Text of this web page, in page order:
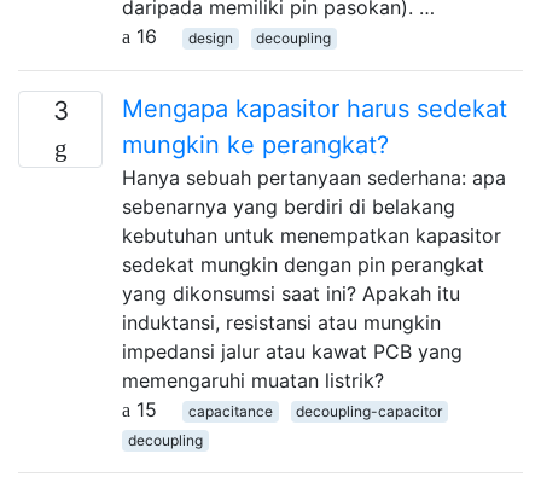
daripada memiliki pin pasokan). …
16
design decoupling
3
Mengapa kapasitor harus sedekat
mungkin ke perangkat?
Hanya sebuah pertanyaan sederhana: apa
sebenarnya yang berdiri di belakang
kebutuhan untuk menempatkan kapasitor
sedekat mungkin dengan pin perangkat
yang dikonsumsi saat ini? Apakah itu
induktansi, resistansi atau mungkin
impedansi jalur atau kawat PCB yang
memengaruhi muatan listrik?
15
capacitance
decoupling-capacitor
decoupling